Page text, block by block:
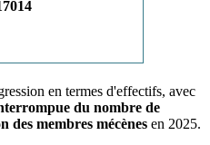
en termes d'effectifs, avec
du nombre de
des membres mécènes en 2025.